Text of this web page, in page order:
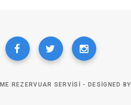
REZERVUAR SERVISI - DESIGNED BY